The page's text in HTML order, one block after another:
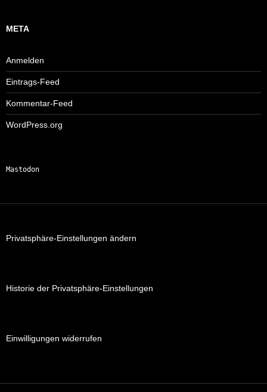
META
Anmelden
Eintrags-Feed
Kommentar-Feed
WordPress.org
Mastodon
Privatsphäre-Einstellungen ändern
Historie der Privatsphäre-Einstellungen
Einwilligungen widerrufen